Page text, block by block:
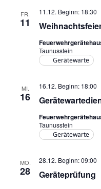
FR.
11
11.12. Beginn: 18:30
Taunusstein
Gerätewarte
MI.
16
16.12. Beginn: 18:00
Taunusstein
Gerätewarte
MO.
28 Geräteprüfung
28.12. Beginn: 09:00